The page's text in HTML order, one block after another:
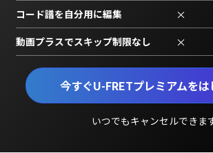
今すぐU-FRETプレミアムを
いつでもキャンセルできま
コード譜を自分用に編集 ×
動画プラスでスキップ制限なし ×